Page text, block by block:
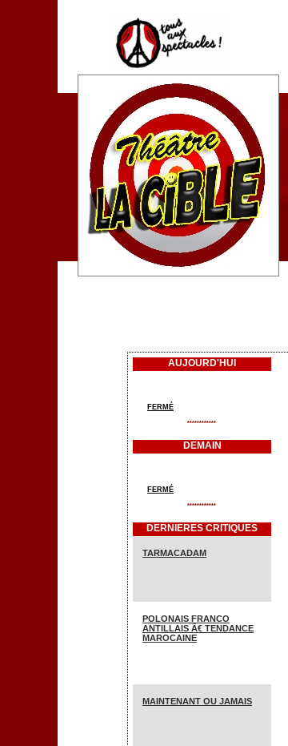
AUJOURD'HUI
FERMÉ
************
DEMAIN
FERMÉ
************
DERNIERES CRITIQUES
TARMACADAM
POLONAIS FRANCO
ANTILLAIS Ã€ TENDANCE
MAROCAINE
MAINTENANT OU JAMAIS